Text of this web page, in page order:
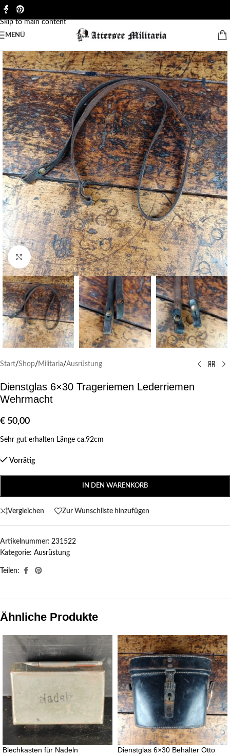
Skip to navigation
Skip to main content
MENÜ
Klick zum Vergrößern
Start/Shop/ Militaria/Ausrüstung
Dienstglas 6×30 Trageriemen Lederriemen
Wehrmacht
€ 50,00
Sehr gut erhalten Länge ca.92cm
Vorrätig
IN DEN WARENKORB
Vergleichen Zur Wunschliste hinzufügen
Artikelnummer: 231522
Kategorie: Ausrüstung
Teilen:
Ähnliche Produkte
Blechkasten für Nadeln
Dienstglas 6×30 Behälter Otto